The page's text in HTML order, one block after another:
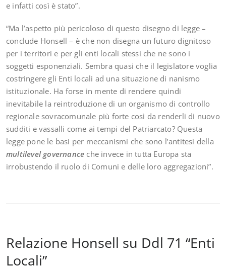
e infatti così è stato”.
“Ma l’aspetto più pericoloso di questo disegno di legge –
conclude Honsell – è che non disegna un futuro dignitoso
per i territori e per gli enti locali stessi che ne sono i
soggetti esponenziali. Sembra quasi che il legislatore voglia
costringere gli Enti locali ad una situazione di nanismo
istituzionale. Ha forse in mente di rendere quindi
inevitabile la reintroduzione di un organismo di controllo
regionale sovracomunale più forte così da renderli di nuovo
sudditi e vassalli come ai tempi del Patriarcato? Questa
legge pone le basi per meccanismi che sono l’antitesi della
multilevel governance che invece in tutta Europa sta
irrobustendo il ruolo di Comuni e delle loro aggregazioni”.
Relazione Honsell su Ddl 71 “Enti
Locali”